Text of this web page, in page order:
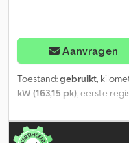
Aanvragen
Toestand:gebruikt,
kW (163,15 pk), eerste
mechanisch,
laadruimte lengte: